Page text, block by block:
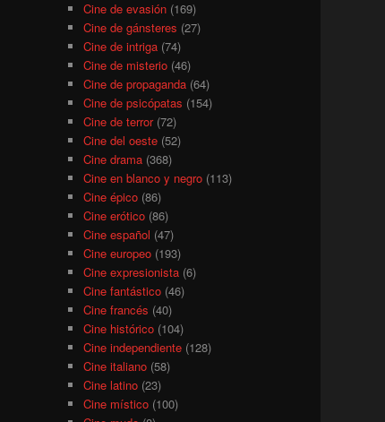
Cine de evasión(169)
Cine de gánsteres (27)
Cine de intriga(74)
Cine de misterio(46)
Cine de propaganda(64)
Cine de psicópatas (154)
Cine de terror(72)
Cine del oeste(52)
Cine drama(368)
Cine en blanco y negro(113)
Cine épico(86)
Cine erótico(86)
Cine español (47)
Cine europeo(193)
Cine expresionista(6)
Cine fantástico(46)
Cine francés (40)
Cine histórico(104)
Cine independiente(128)
Cine italiano(58)
Cine latino(23)
Cine místico(100)